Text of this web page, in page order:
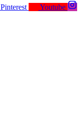
Pinterest
Youtube